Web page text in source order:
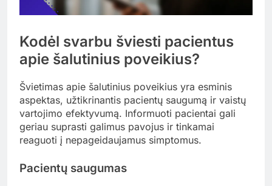
Kodėl svarbu šviesti pacientus
apie šalutinius poveikius?
Švietimas apie šalutinius poveikius yra esminis
aspektas, užtikrinantis pacientų saugumą ir vaistų
vartojimo efektyvumą. Informuoti pacientai gali
geriau suprasti galimus pavojus ir tinkamai
reaguoti į nepageidaujamus simptomus.
Pacientų saugumas